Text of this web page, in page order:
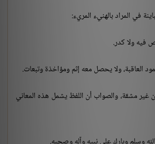
في المراد بالهنيء المريء:
فيه ولا كدر.
العاقبة، ولا يحصل معه إثم ومؤاخذة وتبعات.
غير مشقة، والصواب أن اللفظ يشمل هذه المعاني